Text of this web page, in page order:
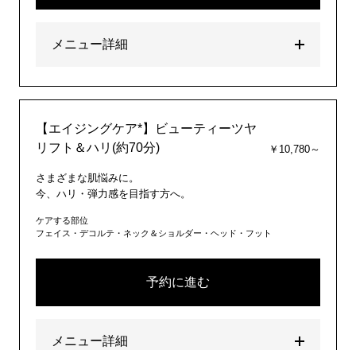
メニュー詳細
【エイジングケア*】ビューティーツヤ
リフト＆ハリ(約70分)
￥10,780～
さまざまな肌悩みに。
今、ハリ・弾力感を目指す方へ。
ケアする部位
フェイス・デコルテ・ネック＆ショルダー・ヘッド・フット
予約に進む
メニュー詳細